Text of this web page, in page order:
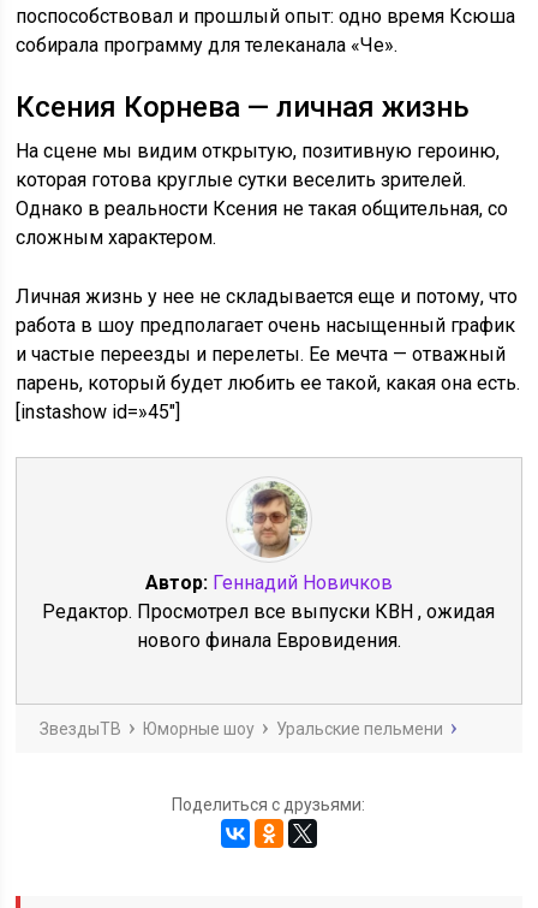
поспособствовал и прошлый опыт: одно время Ксюша
собирала программу для телеканала «Че».
Ксения Корнева — личная жизнь
На сцене мы видим открытую, позитивную героиню,
которая готова круглые сутки веселить зрителей.
Однако в реальности Ксения не такая общительная, со
сложным характером.
Личная жизнь у нее не складывается еще и потому, что
работа в шоу предполагает очень насыщенный график
и частые переезды и перелеты. Ее мечта — отважный
парень, который будет любить ее такой, какая она есть.
[instashow id=»45″]
Автор: Геннадий Новичков
Редактор. Просмотрел все выпуски КВН , ожидая
нового финала Евровидения.
ЗвездыТВ Юморные шоу Уральские пельмени
Поделиться с друзьями: